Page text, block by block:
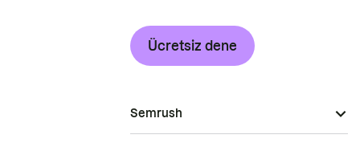
Ücretsiz dene
Semrush